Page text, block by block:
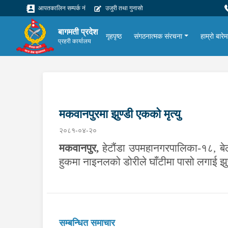
आपतकालिन सम्पर्क नं उजुरी तथा गुनासो
बागमती प्रदेश
प्रहरी कार्यालय
गृहपृष्ठ संगठनात्मक संरचना हाम्रो
मकवानपुरमा झुण्डी एकको मृत्यु
२०८१-०४-२०
मकवानपुर, हेटौंडा उपमहानगरपालिका-
हुकमा नाइनलको डोरीले घाँटीमा पासो
सम्बन्धित समाचार